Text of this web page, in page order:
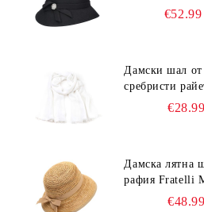
CF0376 | Черен
€52.99
Дамски шал от
сребристи
€28.99
Дамска лятна
рафия Fratelli
€48.99